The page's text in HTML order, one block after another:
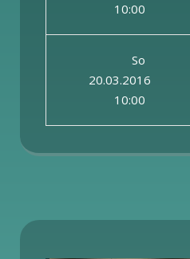
10:00
So
20.03.2016
10:00